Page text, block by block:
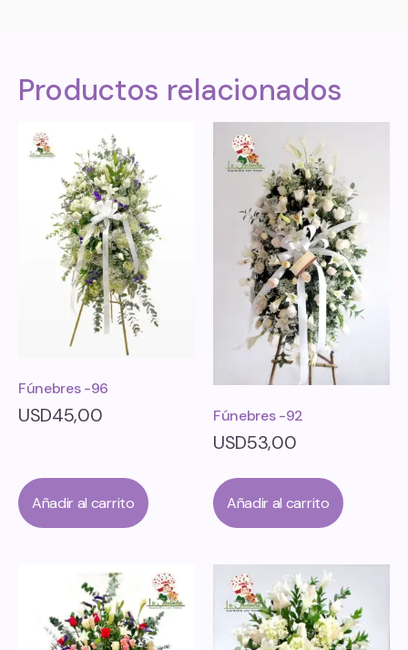
Productos relacionados
Fúnebres -96
USD45,00
Añadir al carrito
Fúnebres -92
USD53,00
Añadir al carrito